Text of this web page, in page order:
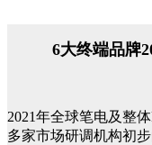
6大终端品牌
2021年全球笔电及整
多家市场研调机构初